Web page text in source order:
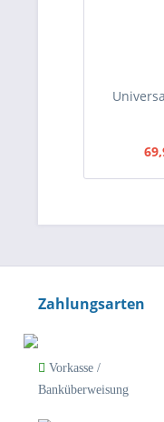
Zahlungsarten
Vorkasse /
Banküberweisung